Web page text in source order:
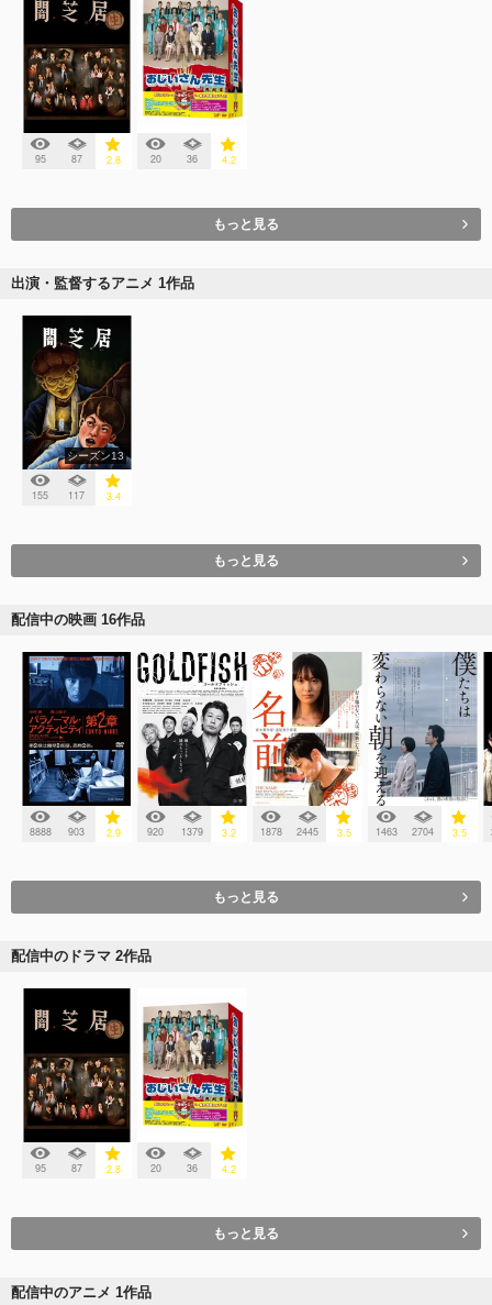
95 87 2.8 20 36 4.2
もっと見る
出演・監督するアニメ 1作品
シーズン13
155 117 3.4
もっと見る
配信中の映画 16作品
8888 903 2.9 920 1379 3.2 1878 2445 3.5 1463 2704 3.5
もっと見る
配信中のドラマ 2作品
95 87 2.8 20 36 4.2
もっと見る
配信中のアニメ 1作品